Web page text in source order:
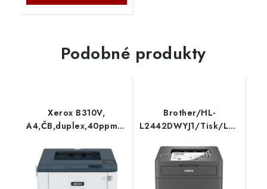
Podobné produkty
Xerox B310V,
A4,ČB,duplex,40ppm,wifi
Brother/HL-
L2442DWYJ1/Tisk/Laser/
HLL2442DWYJ1